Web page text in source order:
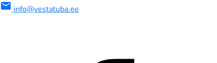
mail info@vestatuba.ee